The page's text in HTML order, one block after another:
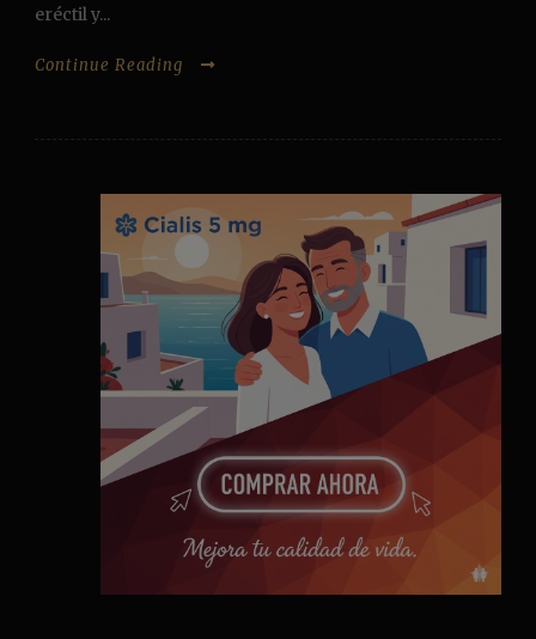
eréctil y...
Continue Reading